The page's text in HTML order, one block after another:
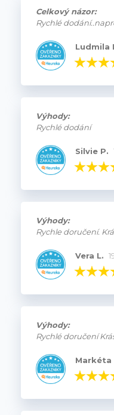
Celkový názor:
Rychlé
Ludmila
Výhody:
Rychlé dodání
Silvie P.
Výhody:
Rychle doručení.
Vera L.
Výhody:
Rychlé doručení
Markéta